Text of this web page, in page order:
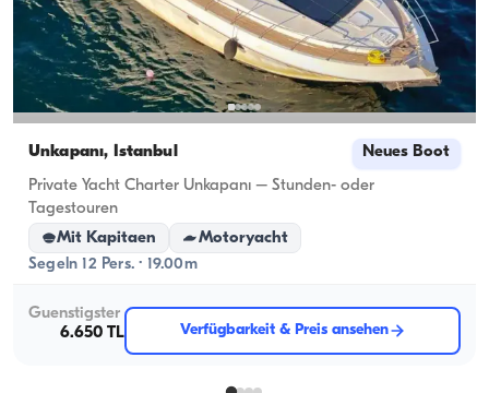
Unkapanı, İstanbul Neues Boot
Private Yacht Charter Unkapanı – Stunden- oder
Tagestouren
Mit Kapitaen
Motoryacht
Segeln 12 Pers. · 19.00m
Guenstigster
6.650 TL
Verfügbarkeit & Preis ansehen